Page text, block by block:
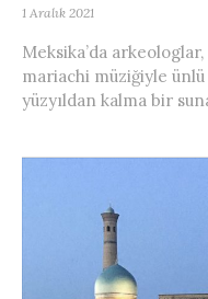
1 Aralık 2021
Meksika’da
mariachi müziğiyle ünlü
yüzyıldan kalma bir